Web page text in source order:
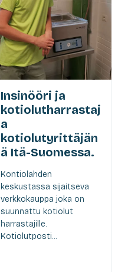
Insinööri ja
kotiolutharrastaj
a
kotiolutyrittäjän
ä Itä-Suomessa.
Kontiolahden
keskustassa sijaitseva
verkkokauppa joka on
suunnattu kotiolut
harrastajille.
Kotiolutposti...